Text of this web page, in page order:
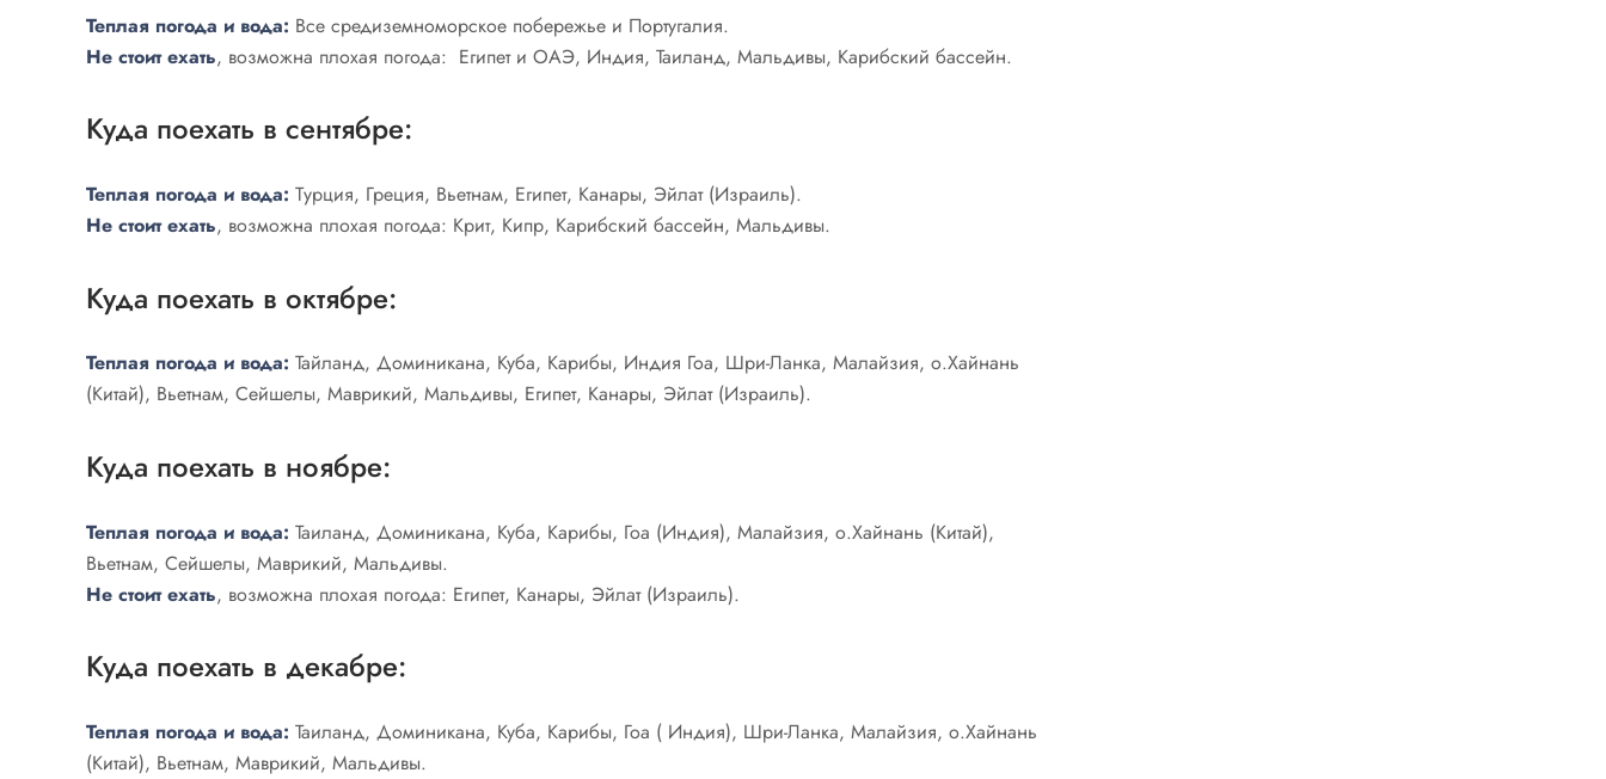
Теплая погода и вода: Все средиземноморское побережье и Португалия.
Не стоит ехать, возможна плохая погода: Египет и ОАЭ, Индия, Таиланд, Мальдивы, Карибский бассейн.
Куда поехать в сентябре:
Теплая погода и вода: Турция, Греция, Вьетнам, Египет, Канары, Эйлат (Израиль).
Не стоит ехать, возможна плохая погода: Крит, Кипр, Карибский бассейн, Мальдивы.
Куда поехать в октябре:
Теплая погода и вода: Тайланд, Доминикана, Куба, Карибы, Индия Гоа, Шри-Ланка, Малайзия, о.Хайнань
(Китай), Вьетнам, Сейшелы, Маврикий, Мальдивы, Египет, Канары, Эйлат (Израиль).
Куда поехать в ноябре:
Теплая погода и вода: Таиланд, Доминикана, Куба, Карибы, Гоа (Индия), Малайзия, о.Хайнань (Китай),
Вьетнам, Сейшелы, Маврикий, Мальдивы.
Не стоит ехать, возможна плохая погода: Египет, Канары, Эйлат (Израиль).
Куда поехать в декабре:
Теплая погода и вода: Таиланд, Доминикана, Куба, Карибы, Гоа ( Индия), Шри-Ланка, Малайзия, о.Хайнань
(Китай), Вьетнам, Маврикий, Мальдивы.